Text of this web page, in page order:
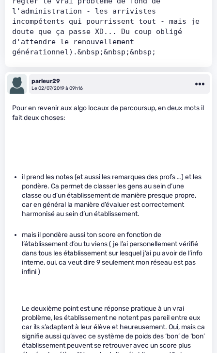
l'administration - les arrivistes
incompétents qui pourrissent tout - mais je
doute que ça passe XD... Du coup obligé
d'attendre le renouvellement
générationnel).&nbsp;&nbsp;&nbsp;
parleur29
Le 02/07/2019 à 09h16
Pour en revenir aux algo locaux de parcoursup, en deux mots il
fait deux choses:
il prend les notes (et aussi les remarques des profs …) et les
pondère. Ca permet de classer les gens au sein d’une
classe ou d’un établissement de manière presque propre,
car en général la manière d’évaluer est correctement
harmonisé au sein d’un établissement.
mais il pondère aussi ton score en fonction de
l’établissement d’ou tu viens ( je l’ai personellement vérifié
dans tous les établissement sur lesquel j’ai pu avoir de l’info
interne, oui, ca veut dire 9 seulement mon réseau est pas
infini )
Le deuxième point est une réponse pratique à un vrai
problème, les établissement ne notent pas pareil entre eux
car ils s’adaptent à leur élève et heureusement. Oui, mais ca
signifie aussi qu’avec ce système de poids des ‘bon’ de ‘bon’
établissement peuvent se retrouver avec un score plus